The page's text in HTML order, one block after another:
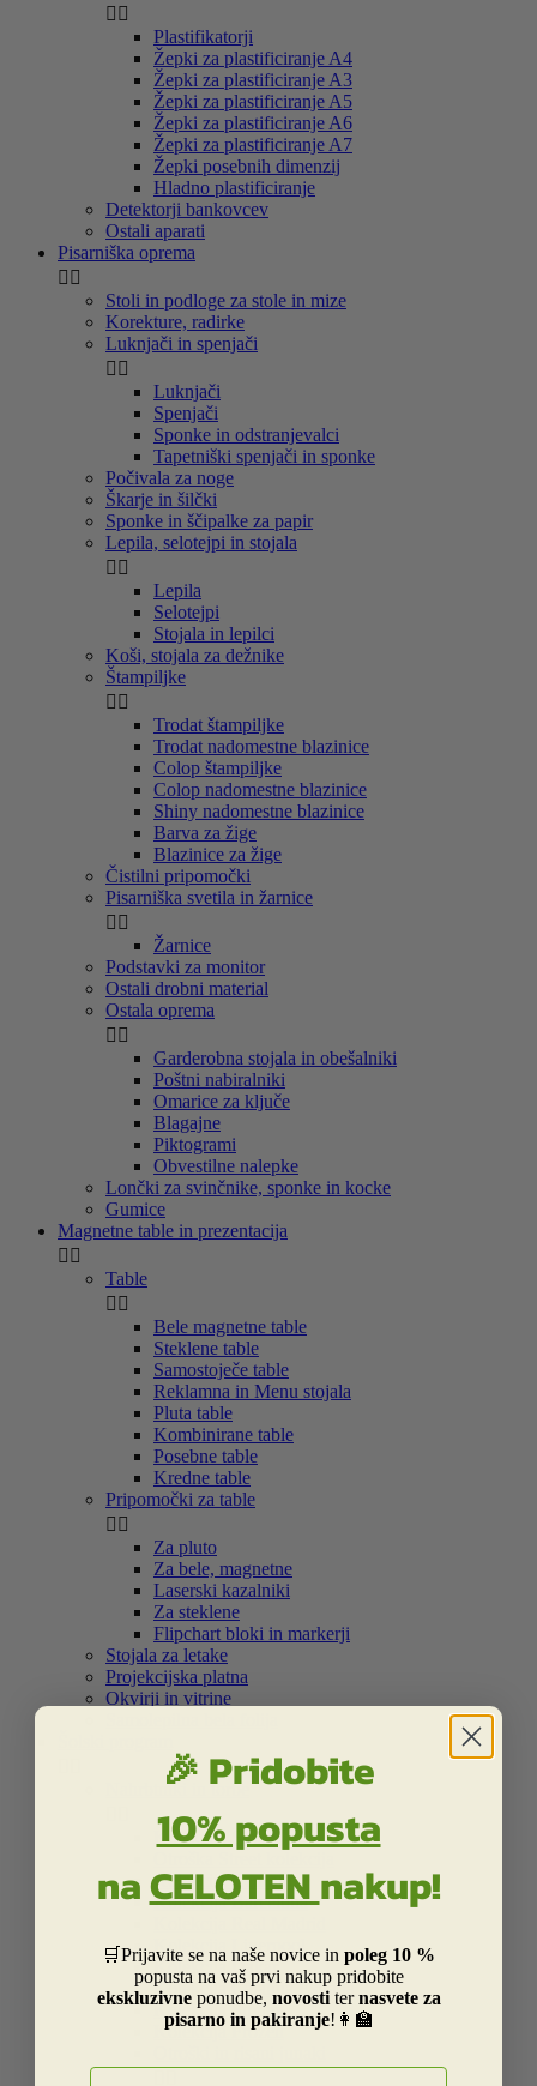
 
Plastifikatorji
Žepki za plastificiranje A4
Žepki za plastificiranje A3
Žepki za plastificiranje A5
Žepki za plastificiranje A6
Žepki za plastificiranje A7
Žepki posebnih dimenzij
Hladno plastificiranje
Detektorji bankovcev
Ostali aparati
Pisarniška oprema
 
Stoli in podloge za stole in mize
Korekture, radirke
Luknjači in spenjači
 
Luknjači
Spenjači
Sponke in odstranjevalci
Tapetniški spenjači in sponke
Počivala za noge
Škarje in šilčki
Sponke in ščipalke za papir
Lepila, selotejpi in stojala
 
Lepila
Selotejpi
Stojala in lepilci
Koši, stojala za dežnike
Štampiljke
 
Trodat štampiljke
Trodat nadomestne blazinice
Colop štampiljke
Colop nadomestne blazinice
Shiny nadomestne blazinice
Barva za žige
Blazinice za žige
Čistilni pripomočki
Pisarniška svetila in žarnice
 
Žarnice
Podstavki za monitor
Ostali drobni material
Ostala oprema
 
Garderobna stojala in obešalniki
Poštni nabiralniki
Omarice za ključe
Blagajne
Piktogrami
Obvestilne nalepke
Lončki za svinčnike, sponke in kocke
Gumice
Magnetne table in prezentacija
 
Table
 
Bele magnetne table
Steklene table
Samostoječe table
Reklamna in Menu stojala
Pluta table
Kombinirane table
Posebne table
Kredne table
Pripomočki za table
 
Za pluto
Za bele, magnetne
Laserski kazalniki
Za steklene
Flipchart bloki in markerji
Stojala za letake
Projekcijska platna
Okvirji in vitrine
Nahrbtniki in torbe
Kolekcija Street
Kolekcija Centrum
Kolekcija Barcelona
Kolekcija Liverpool
Kolekcija Dakar
Kolekcija Catalina Estrada
Kolekcija Smiley
Kolekcija Frozen
🎉 Pridobite
10% popusta
naCELOTENnakup!
🛒Prijavite se na naše novice in poleg 10 %
popusta na vaš prvi nakup pridobite
ekskluzivneponudbe, novosti ternasvete za
pisarno in pakiranje!👩‍🏫
E-naslov